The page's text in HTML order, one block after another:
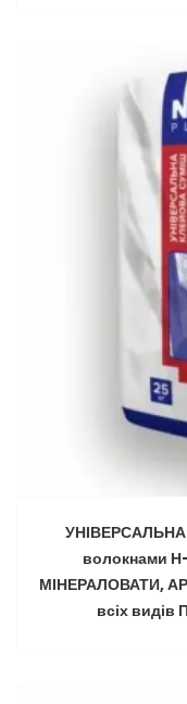
волокнами
МІНЕРАЛОВАТИ,
всіх